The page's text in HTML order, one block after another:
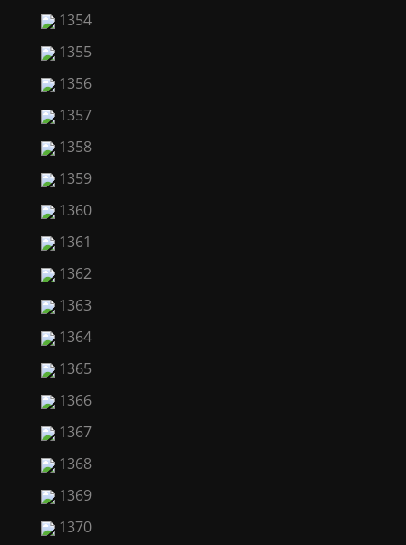
1354
1355
1356
1357
1358
1359
1360
1361
1362
1363
1364
1365
1366
1367
1368
1369
1370